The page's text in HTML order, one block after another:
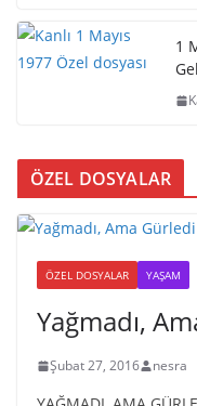
1
ÖZEL DOSYALAR
ÖZEL DOSYALAR YAŞAM
Yağmadı,
Şubat 27, 2016 nesra